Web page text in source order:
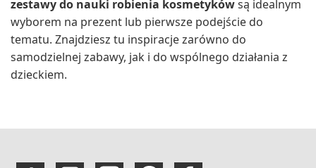
zestawy do nauki robienia kosmetykówsą idealnym
wyborem na prezent lub pierwsze podejście do
tematu. Znajdziesz tu inspiracje zarówno do
samodzielnej zabawy, jak i do wspólnego działania z
dzieckiem.